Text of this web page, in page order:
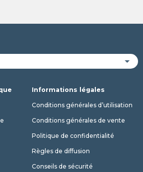
Informations légales
Conditions générales d’utilisation
Conditions générales de vente
Politique de confidentialité
Règles de diffusion
Conseils de sécurité